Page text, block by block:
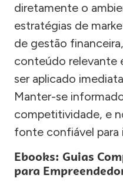
diretamente o
estratégias de
de gestão
conteúdo relevante
ser aplicado
Manter-se
competitividade, e
fonte confiável para
Ebooks: Guias
para